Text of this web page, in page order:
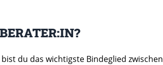
du das wichtigste Bindeglied zwischen